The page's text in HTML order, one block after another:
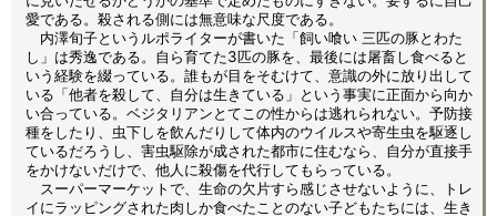
愛である。殺される側には無意味な尺度である。
内澤旬子というルポライターが書いた「飼い喰い 三匹の豚とわた
し」は秀逸である。自ら育てた3匹の豚を、最後には屠畜し食べると
いう経験を綴っている。誰もが目をそむけて、意識の外に放り出して
いる「他者を殺して、自分は生きている」という事実に正面から向か
い合っている。ベジタリアンとてこの性からは逃れられない。予防接
種をしたり、虫下しを飲んだりして体内のウイルスや寄生虫を駆逐し
ているだろうし、害虫駆除が成された都市に住むなら、自分が直接手
をかけないだけで、他人に殺傷を代行してもらっている。
スーパーマーケットで、生命の欠片すら感じさせないように、トレ
イにラッピングされた肉しか食べたことのない子どもたちには、生き